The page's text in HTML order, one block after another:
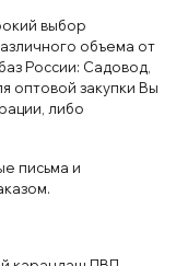
выбор
объема от
России: Садовод,
оптовой закупки Вы
либо
письма и